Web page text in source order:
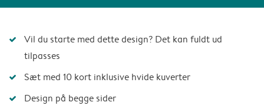
Vil du starte med dette design? Det kan fuldt ud
tilpasses
Sæt med 10 kort inklusive hvide kuverter
Design på begge sider